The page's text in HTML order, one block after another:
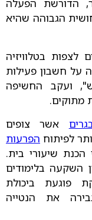
הדורשת הפעלה
הגבוהה שהיא
לצפות בטלוויזיה
על חשבון פעילות
ועקב החשיפה
מתוקים.
אשר צופים
לפיתוח הפרעות
שיעורי בית.
השקעה בלימודים
פוגעת ביכולת
את הנטייה